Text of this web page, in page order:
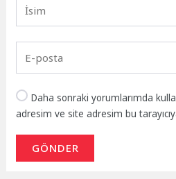
Daha sonraki yorumlarımda
adresim ve site adresim bu
GÖNDER